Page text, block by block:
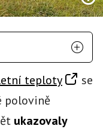
teploty
se
polovině
ukazovaly